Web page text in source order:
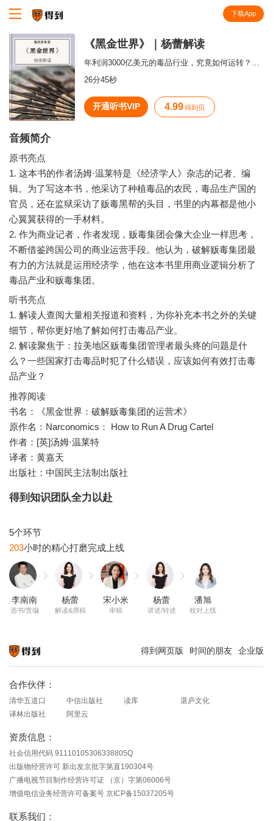
下载App
《黑金世界》｜杨蕾解读
年利润3000亿美元的毒品行业，究竟如何运转？又该如何破解？
26分45秒
开通听书VIP 4.99 得到贝
音频简介
原书亮点
1. 这本书的作者汤姆·温莱特是《经济学人》杂志的记者、编
辑。为了写这本书，他采访了种植毒品的农民，毒品生产国的
官员，还在监狱采访了贩毒黑帮的头目，书里的内幕都是他小
心翼翼获得的一手材料。
2. 作为商业记者，作者发现，贩毒集团会像大企业一样思考，
不断借鉴跨国公司的商业运营手段。他认为，破解贩毒集团最
有力的方法就是运用经济学，他在这本书里用商业逻辑分析了
听书亮点
1. 解读人查阅大量相关报道和资料，为你补充本书之外的关键
细节，帮你更好地了解如何打击毒品产业。
2. 解读聚焦于：拉美地区贩毒集团管理者最头疼的问题是什
么？一些国家打击毒品时犯了什么错误，应该如何有效打击毒
推荐阅读
书名：《黑金世界：破解贩毒集团的运营术》
原作名：Narconomics： How to Run A Drug Cartel
作者：[英]汤姆·温莱特
译者：黄嘉天
出版社：中国民主法制出版社
得到知识团队全力以赴
203
李南南
选书/责编
杨蕾
解读&撰稿
宋小米
审稿
杨蕾
讲述/转述
潘旭
校对上线
得到网页版 时间的朋友 企业版
合作伙伴：
清华五道口 中信出版社 读库
湛庐文化
译林出版社
阿里云
资质信息：
社会信用代码 91110105306338805Q
出版物经营许可 新出发京批字第直190304号
广播电视节目制作经营许可证 （京）字第06006号
增值电信业务经营许可备案号 京ICP备15037205号
联系我们：